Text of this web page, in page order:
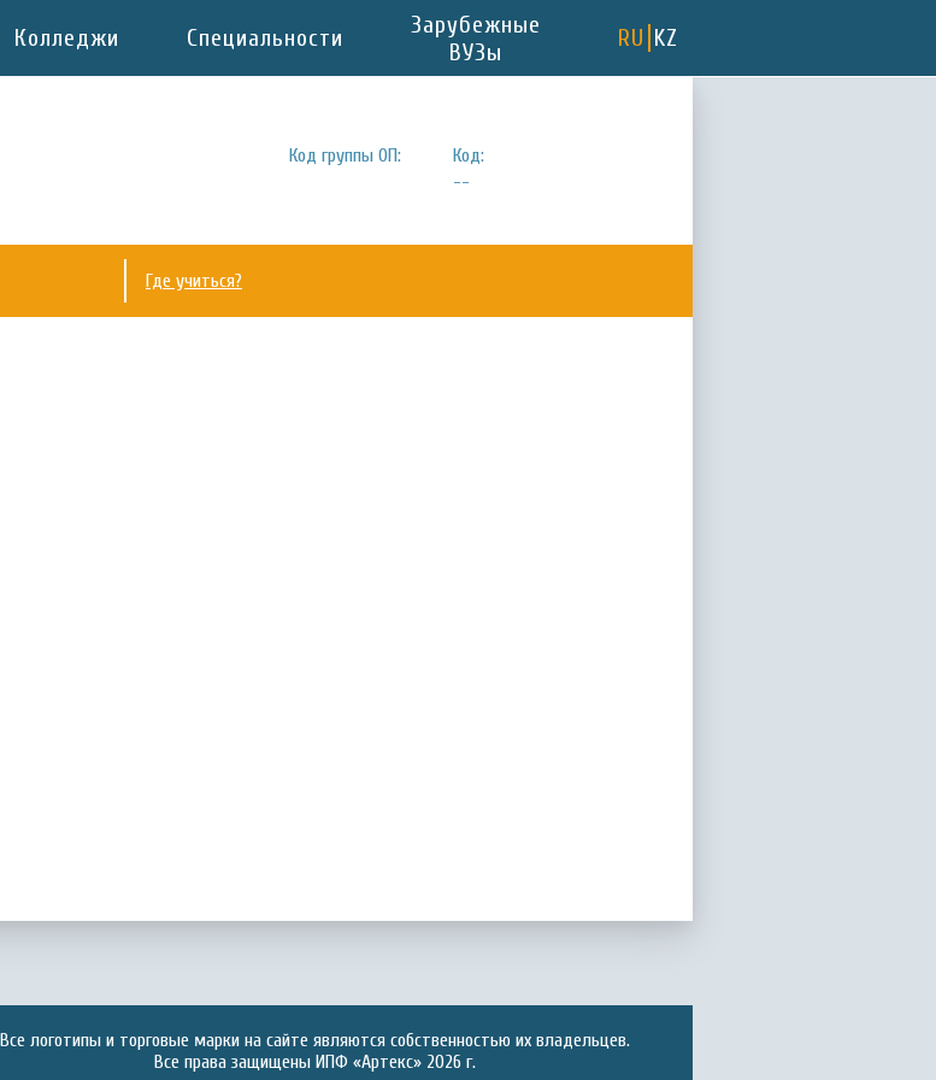
Колледжи Специальности
Зарубежные
ВУЗы
RU KZ
Код группы ОП:
Код:
--
Где учиться?
Все логотипы и торговые марки на сайте являются собственностью их владельцев.
Все права защищены ИПФ «Артекс» 2026 г.